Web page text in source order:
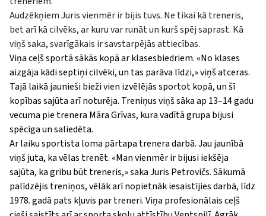
Audzēkņiem Juris vienmēr ir bijis tuvs. Ne tikai kā treneris,
bet arī kā cilvēks, ar kuru var runāt un kurš spēj saprast. Kā
viņš saka, svarīgākais ir savstarpējās attiecības.
Viņa ceļš sportā sākās kopā ar klasesbiedriem. «No klases
aizgāja kādi septiņi cilvēki, un tas parāva līdzi,»viņš atceras.
Tajā laikā jaunieši bieži vien izvēlējās sportot kopā, un šī
kopības sajūta arī noturēja. Treniņus viņš sāka ap 13–14 gadu
vecuma pie trenera Māra Grīvas, kura vadītā grupa bijusi
spēcīga un saliedēta.
Ar laiku sportista loma pārtapa trenera darbā. Jau jaunībā
viņš juta, ka vēlas trenēt. «Man vienmēr ir bijusi iekšēja
sajūta, ka gribu būt treneris,»saka Juris Petrovičs. Sākumā
palīdzējis treniņos, vēlāk arī nopietnāk iesaistījies darbā, līdz
1978. gadā pats kļuvis par treneri. Viņa profesionālais ceļš